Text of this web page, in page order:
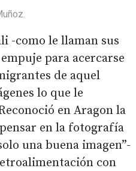
-como le llaman sus
para acercarse
de aquel
lo que le
en Aragon la
en la fotografía
una buena imagen”-
con